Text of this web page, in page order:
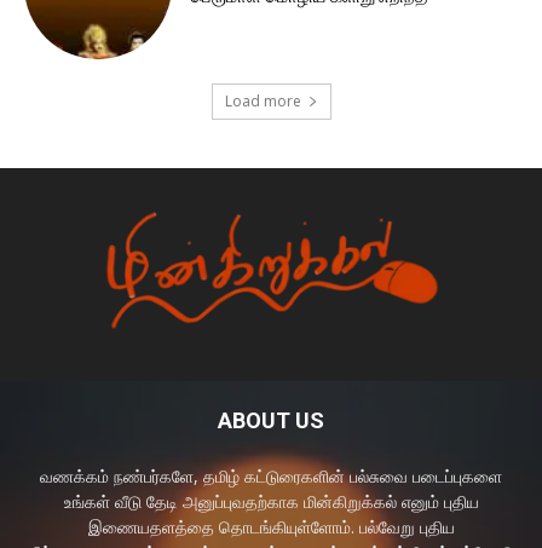
Load more
ABOUT US
வணக்கம் நண்பர்களே, தமிழ் கட்டுரைகளின் பல்சுவை படைப்புகளை
உங்கள் வீடு தேடி அனுப்புவதற்காக மின்கிறுக்கல் எனும் புதிய
இணையதளத்தை தொடங்கியுள்ளோம். பல்வேறு புதிய